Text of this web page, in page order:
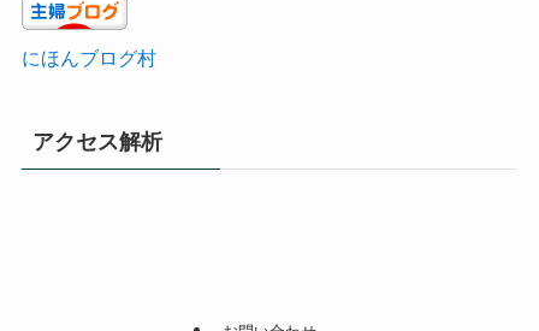
にほんブログ村
アクセス解析